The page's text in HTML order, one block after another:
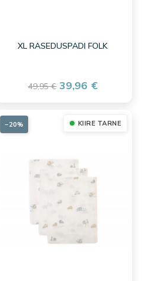
XL RASEDUSPADI FOLK
49,95 € 39,96 €
KIIRE TARNE
−20%